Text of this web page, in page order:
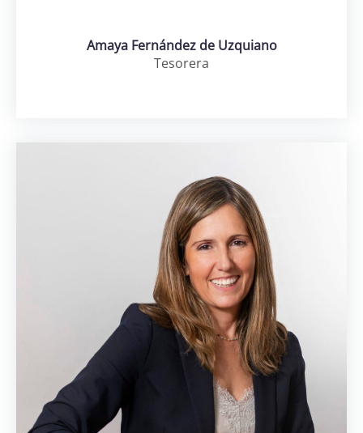
Hazte
Amaya Fernández de Uzquiano
Tesorera